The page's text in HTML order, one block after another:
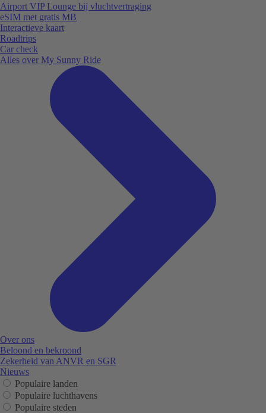
Airport VIP Lounge bij vluchtvertraging
eSIM met gratis MB
Interactieve kaart
Roadtrips
Car check
Alles over My Sunny Ride
Over ons
Beloond en bekroond
Zekerheid van ANVR en SGR
Nieuws
Populaire landen
Populaire luchthavens
Populaire steden